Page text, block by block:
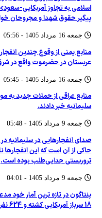
شمار کشته‌های حمله به نیروهای مورد حمایت
اسلامی به تجاوز آمریکایی-
پیگیر حقوق شهدا و مجروحان
جمعه 16 مرداد 1405 - 05:56
منابع یمنی از وقوع چندین انفجار
عربستان در حضرموت واقع در شرق
جمعه 16 مرداد 1405 - 05:45
منابع عراقی از حملات جدید به
سلیمانیه خبر دادند.
جمعه 9 مرداد 1405 - 05:48
صدای انفجارهایی در سلیمانیه در
حاکی از آن است که این انفجارها
تروریستی جدایی‌طلب بوده است.
جمعه 9 مرداد 1405 - 04:01